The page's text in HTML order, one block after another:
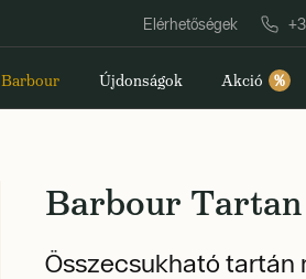
Elérhetőségek
Barbour Újdonságok Akció %
Barbour
Összecsukható tartán